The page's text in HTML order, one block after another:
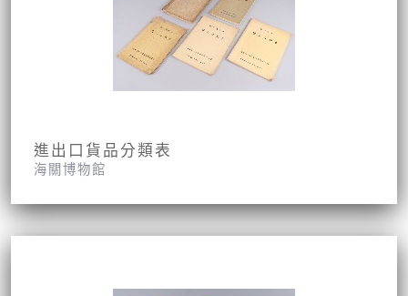
進出口貨品分類表
海關博物館